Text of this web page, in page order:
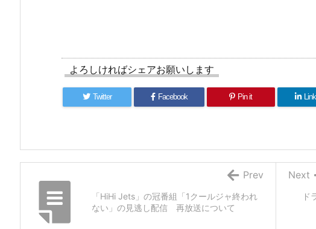
よろしければシェアお願いします
Twitter Facebook Pin it
ド
Next
「HiHi Jets」の冠番組「1クールジャ終われ
ない」の見逃し配信 再放送について
Prev